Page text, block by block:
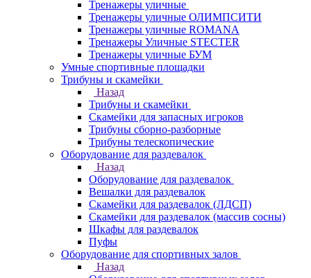
Тренажеры уличные
Тренажеры уличные ОЛИМПСИТИ
Тренажеры уличные ROMANA
Тренажеры Уличные STECTER
Тренажеры уличные БУМ
Умные спортивные площадки
Трибуны и скамейки
Назад
Трибуны и скамейки
Скамейки для запасных игроков
Трибуны сборно-разборные
Трибуны телескопические
Оборудование для раздевалок
Назад
Оборудование для раздевалок
Вешалки для раздевалок
Скамейки для раздевалок (ЛДСП)
Скамейки для раздевалок (массив сосны)
Шкафы для раздевалок
Пуфы
Оборудование для спортивных залов
Назад